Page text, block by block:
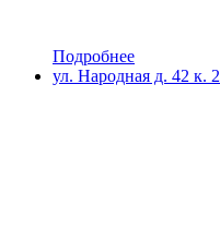
Подробнее
ул. Народная д. 42 к. 2